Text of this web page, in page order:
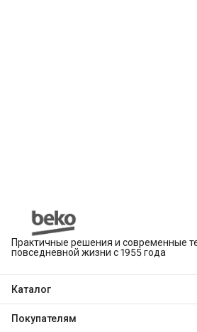
Практичные решения и современные
повседневной жизни с 1955 года
Каталог
Hotpoint
Покупателям